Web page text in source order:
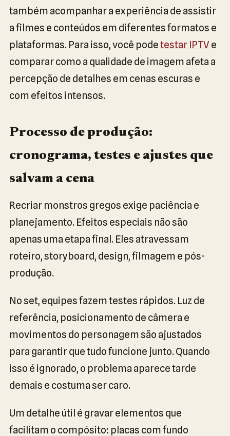
também acompanhar a experiência de assistir
a filmes e conteúdos em diferentes formatos e
plataformas. Para isso, você podetestar IPTVe
comparar como a qualidade de imagem afeta a
percepção de detalhes em cenas escuras e
com efeitos intensos.
Processo de produção:
cronograma, testes e ajustes que
salvam a cena
Recriar monstros gregos exige paciência e
planejamento. Efeitos especiais não são
apenas uma etapa final. Eles atravessam
roteiro, storyboard, design, filmagem e pós-
produção.
No set, equipes fazem testes rápidos. Luz de
referência, posicionamento de câmera e
movimentos do personagem são ajustados
para garantir que tudo funcione junto. Quando
isso é ignorado, o problema aparece tarde
demais e costuma ser caro.
Um detalhe útil é gravar elementos que
facilitam o compósito: placas com fundo